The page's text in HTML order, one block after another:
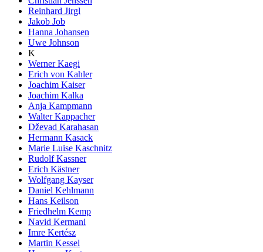
Reinhard Jirgl
Jakob Job
Hanna Johansen
Uwe Johnson
K
Werner Kaegi
Erich von Kahler
Joachim Kaiser
Joachim Kalka
Anja Kampmann
Walter Kappacher
Dževad Karahasan
Hermann Kasack
Marie Luise Kaschnitz
Rudolf Kassner
Erich Kästner
Wolfgang Kayser
Daniel Kehlmann
Hans Keilson
Friedhelm Kemp
Navid Kermani
Imre Kertész
Martin Kessel